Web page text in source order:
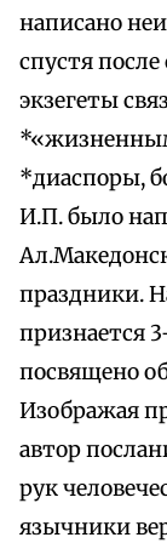
написано
спустя
экзегеты
*диаспоры,
И.П. было
праздники.
признается
посвящено
Изображая
автор
рук
язычники